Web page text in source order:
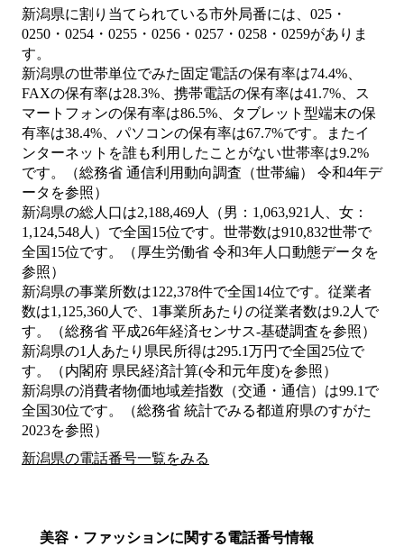
新潟県に割り当てられている市外局番には、025・
0250・0254・0255・0256・0257・0258・0259がありま
す。
新潟県の世帯単位でみた固定電話の保有率は74.4%、
FAXの保有率は28.3%、携帯電話の保有率は41.7%、ス
マートフォンの保有率は86.5%、タブレット型端末の保
有率は38.4%、パソコンの保有率は67.7%です。またイ
ンターネットを誰も利用したことがない世帯率は9.2%
です。（総務省 通信利用動向調査（世帯編） 令和4年デ
ータを参照）
新潟県の総人口は2,188,469人（男：1,063,921人、女：
1,124,548人）で全国15位です。世帯数は910,832世帯で
全国15位です。（厚生労働省 令和3年人口動態データを
参照）
新潟県の事業所数は122,378件で全国14位です。従業者
数は1,125,360人で、1事業所あたりの従業者数は9.2人で
す。（総務省 平成26年経済センサス‐基礎調査を参照）
新潟県の1人あたり県民所得は295.1万円で全国25位で
す。（内閣府 県民経済計算(令和元年度)を参照）
新潟県の消費者物価地域差指数（交通・通信）は99.1で
全国30位です。（総務省 統計でみる都道府県のすがた
2023を参照）
新潟県の電話番号一覧をみる
美容・ファッションに関する電話番号情報